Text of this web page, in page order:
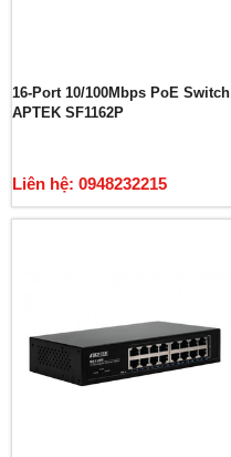
16-Port 10/100Mbps PoE Switch
APTEK SF1162P
Liên hệ: 0948232215